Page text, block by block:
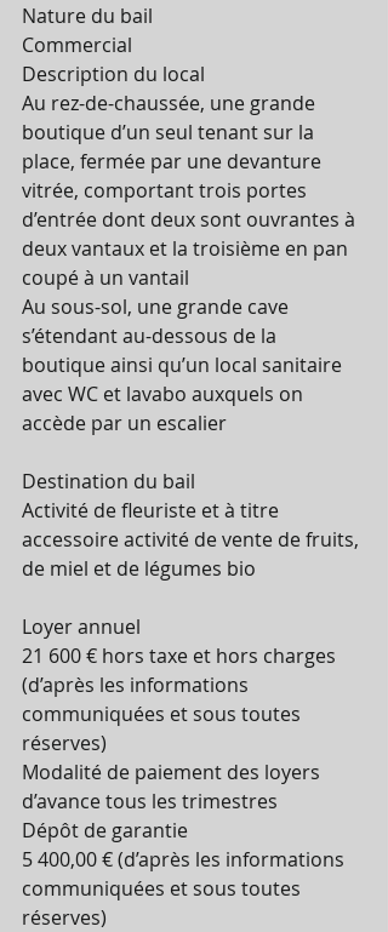
Nature du bail
Commercial
Description du local
Au rez-de-chaussée, une grande
boutique d’un seul tenant sur la
place, fermée par une devanture
vitrée, comportant trois portes
d’entrée dont deux sont ouvrantes à
deux vantaux et la troisième en pan
coupé à un vantail
Au sous-sol, une grande cave
s’étendant au-dessous de la
boutique ainsi qu’un local sanitaire
avec WC et lavabo auxquels on
accède par un escalier
Destination du bail
Activité de fleuriste et à titre
accessoire activité de vente de fruits,
de miel et de légumes bio
Loyer annuel
21 600 € hors taxe et hors charges
(d’après les informations
communiquées et sous toutes
réserves)
Modalité de paiement des loyers
d’avance tous les trimestres
Dépôt de garantie
5 400,00 € (d’après les informations
communiquées et sous toutes
réserves)